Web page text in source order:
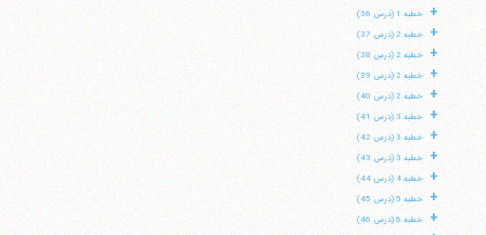
+ خطبه 1 (درس 36)
+ خطبه 2 (درس 37)
+ خطبه 2 (درس 38)
+ خطبه 2 (درس 39)
+ خطبه 2 (درس 40)
+ خطبه 3 (درس 41)
+ خطبه 3 (درس 42)
+ خطبه 3 (درس 43)
+ خطبه 4 (درس 44)
+ خطبه 5 (درس 45)
+ خطبه 6 (درس 46)